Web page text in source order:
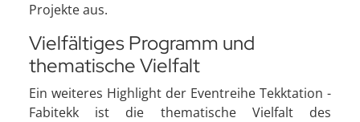
Projekte aus.
Vielfältiges Programm und
thematische Vielfalt
Ein weiteres Highlight der Eventreihe Tekktation -
Fabitekk ist die thematische Vielfalt des